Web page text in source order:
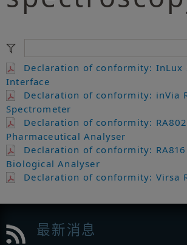
Declaration of conformity: InLux
Interface
Declaration of conformity: inVia
Spectrometer
Declaration of conformity: RA802
Pharmaceutical Analyser
Declaration of conformity: RA816
Biological Analyser
Declaration of conformity: Virsa
最新消息